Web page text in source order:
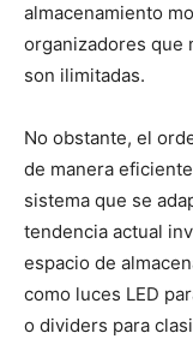
almacenamiento
organizadores que
son ilimitadas.
No obstante, el
de manera
sistema que se
tendencia actual
espacio de
como luces LED
o dividers para